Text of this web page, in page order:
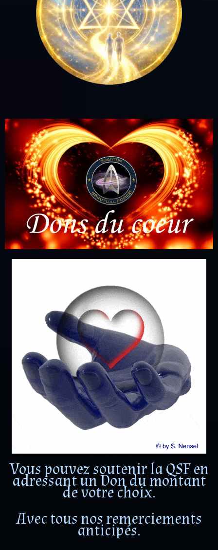
Vous pouvez soutenir la QSF en
adressant un Don du montant
de votre choix.
Avec tous nos remerciements
anticipés.